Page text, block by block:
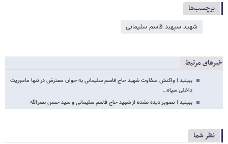
برچسب‌ها
شهید سپهبد قاسم سلیمانی
خبرهای مرتبط
ببینید | واکنش متفاوت شهید حاج قاسم سلیمانی به جوان معترض در تنها ماموریت
داخلی سپاه…
ببینید | تصویر دیده نشده از شهید حاج قاسم سلیمانی و سید حسن نصرالله
نظر شما